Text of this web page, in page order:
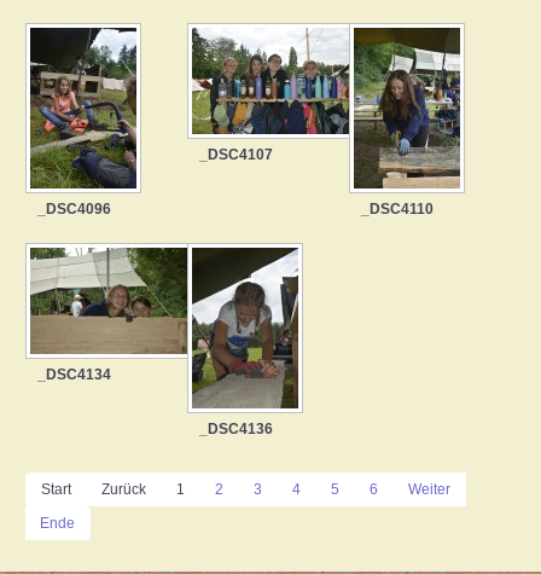
_DSC4096
_DSC4107
_DSC4110
_DSC4134
_DSC4136
Start Zurück 1 2 3 4 5 6
Weiter
Ende